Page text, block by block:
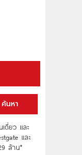
ค้นหา
ดี่ยว และ
และ
ล้าน*